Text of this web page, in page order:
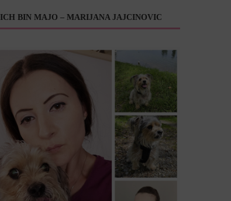
ICH BIN MAJO – MARIJANA JAJCINOVIC